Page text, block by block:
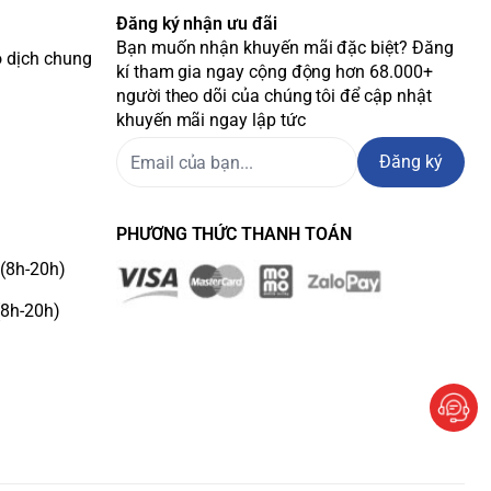
dịch chung
20h)
20h)
Đăng ký nhận ưu đãi
Bạn muốn nhận khuyến mãi đặc biệt? Đăng
kí tham gia ngay cộng động hơn 68.000+
người theo dõi của chúng tôi để cập nhật
khuyến mãi ngay lập tức
Đăng ký
PHƯƠNG THỨC THANH TOÁN